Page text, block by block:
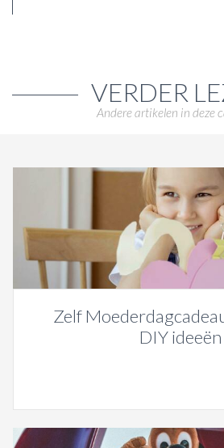
VERDER
Andere artikelen in deze
Zelf
DIY ideeën